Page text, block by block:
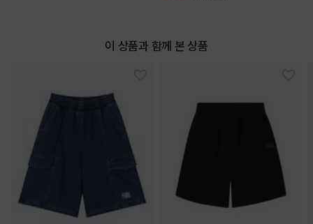
이 상품과 함께 본 상품